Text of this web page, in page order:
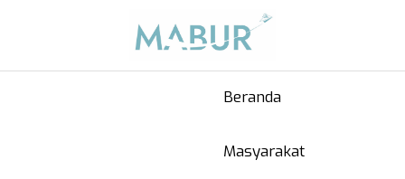
Beranda
Masyarakat